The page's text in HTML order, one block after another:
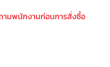
ามพนักงานก่อนการสั่งซื้อ